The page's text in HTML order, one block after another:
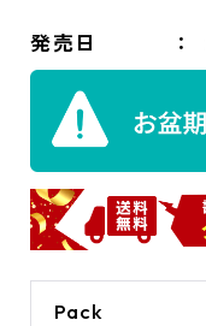
発売日
Pack